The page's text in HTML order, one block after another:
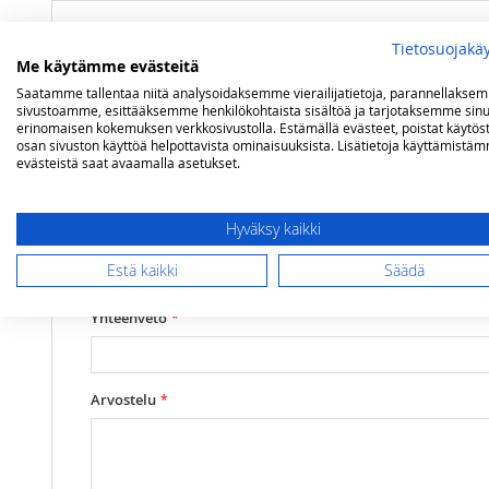
Olet arvostelemassa:
Sydän 5 linjaa (noin 13 mm / 200mm)
Arviosi
Rating
1
2
3
4
5
Yhteenveto
Arvostelu
Me käytämme evästeitä
Saatamme tallentaa niitä analysoidaksemme vierailijatietoja,
sivustoamme, esittääksemme henkilökohtaista sisältöä ja tarjotaksemme
erinomaisen kokemuksen verkkosivustolla. Estämällä evästeet, poistat
osan sivuston käyttöä helpottavista ominaisuuksista. Lisätietoja
evästeistä saat avaamalla asetukset.
Hyväksy kaikki
Estä kaikki Säädä